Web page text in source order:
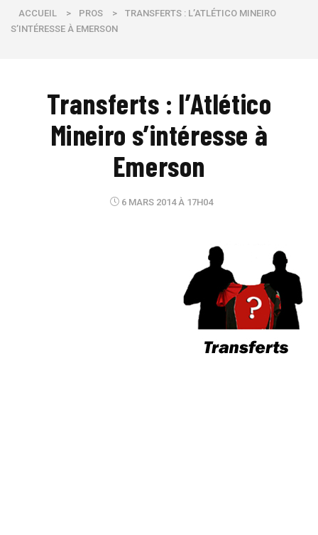
ACCUEIL > PROS >
TRANSFERTS : L’ATLÉTICO MINEIRO
S’INTÉRESSE À EMERSON
Transferts : l’Atlético
Mineiro s’intéresse à
Emerson
6 MARS 2014 À 17H04